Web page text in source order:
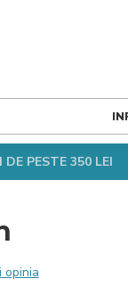
PESTE 350 LEI
opinia